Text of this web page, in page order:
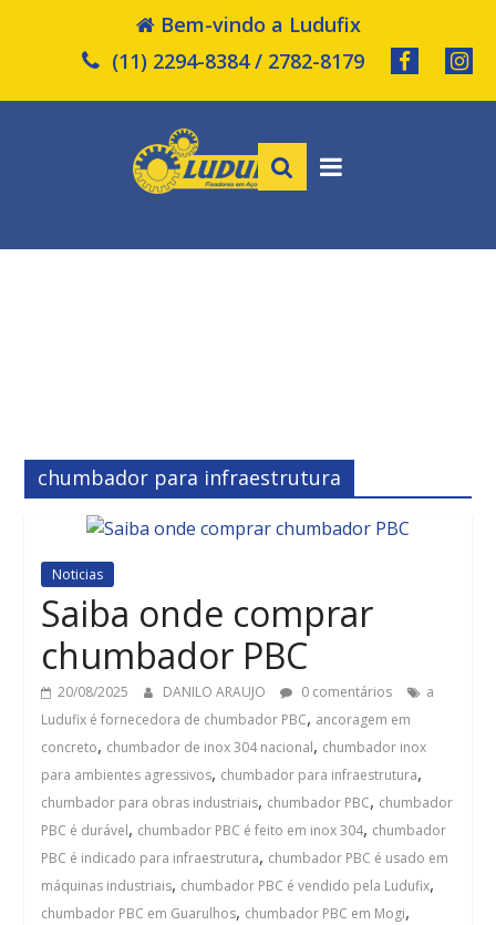
Bem-vindo a Ludufix
(11) 2294-8384 / 2782-8179
chumbador para infraestrutura
Noticias
Saiba onde comprar
chumbador PBC
20/08/2025 DANILO ARAUJO 0 comentários
a
Ludufix é fornecedora de chumbador PBC, ancoragem em
concreto, chumbador de inox 304 nacional, chumbador inox
para ambientes agressivos, chumbador para infraestrutura,
chumbador para obras industriais, chumbador PBC, chumbador
PBC é durável, chumbador PBC é feito em inox 304, chumbador
PBC é indicado para infraestrutura, chumbador PBC é usado em
máquinas industriais, chumbador PBC é vendido pela Ludufix,
chumbador PBC em Guarulhos, chumbador PBC em Mogi,